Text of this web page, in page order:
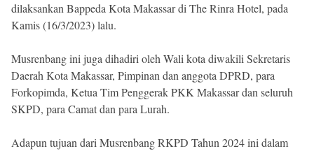
dilaksankan Bappeda Kota Makassar di The Rinra Hotel, pada
Kamis (16/3/2023) lalu.
Musrenbang ini juga dihadiri oleh Wali kota diwakili Sekretaris
Daerah Kota Makassar, Pimpinan dan anggota DPRD, para
Forkopimda, Ketua Tim Penggerak PKK Makassar dan seluruh
SKPD, para Camat dan para Lurah.
Adapun tujuan dari Musrenbang RKPD Tahun 2024 ini dalam